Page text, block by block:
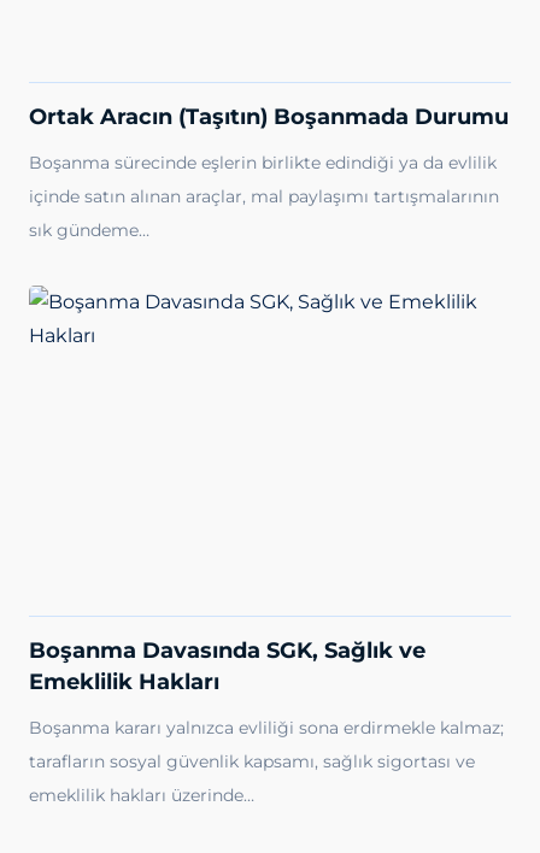
Ortak Aracın (Taşıtın) Boşanmada Durumu
Boşanma sürecinde eşlerin birlikte edindiği ya da evlilik
içinde satın alınan araçlar, mal paylaşımı tartışmalarının
sık gündeme…
Boşanma Davasında SGK, Sağlık ve
Emeklilik Hakları
Boşanma kararı yalnızca evliliği sona erdirmekle kalmaz;
tarafların sosyal güvenlik kapsamı, sağlık sigortası ve
emeklilik hakları üzerinde…